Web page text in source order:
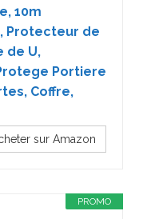
10m
Protecteur de
de U,
Portiere
Coffre,
sur Amazon
PROMO